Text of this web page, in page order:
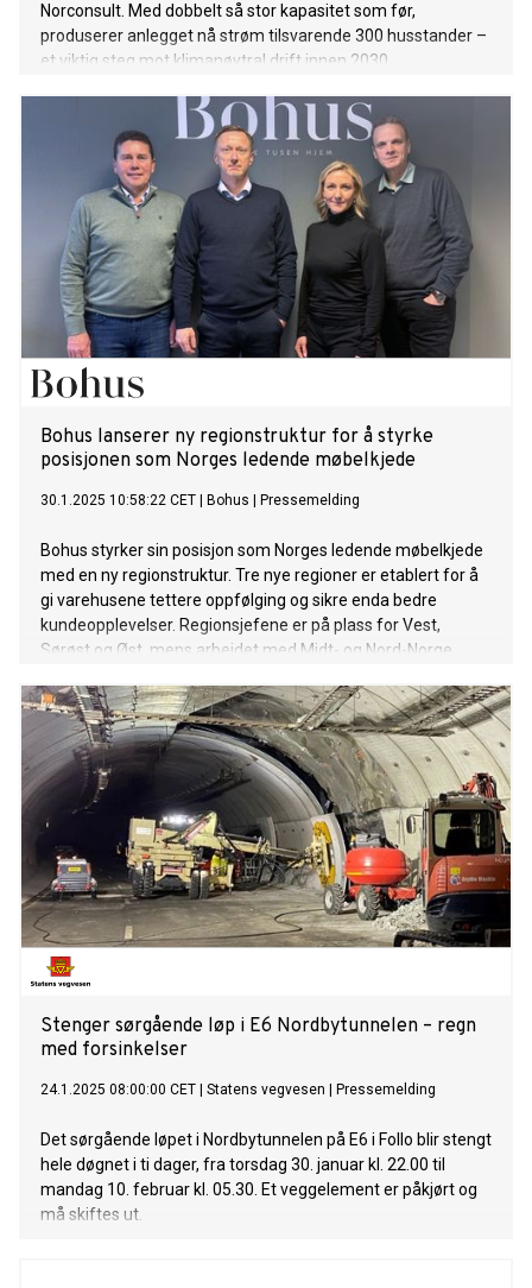
Norconsult. Med dobbelt så stor kapasitet som før,
produserer anlegget nå strøm tilsvarende 300 husstander –
et viktig steg mot klimanøytral drift innen 2030.
Bohus lanserer ny regionstruktur for å styrke
posisjonen som Norges ledende møbelkjede
30.1.2025 10:58:22 CET Bohus Pressemelding
Bohus styrker sin posisjon som Norges ledende møbelkjede
med en ny regionstruktur. Tre nye regioner er etablert for å
gi varehusene tettere oppfølging og sikre enda bedre
kundeopplevelser. Regionsjefene er på plass for Vest,
Sørøst og Øst, mens arbeidet med Midt- og Nord-Norge
levere en helhetlig kundeopplevelse,» sier driftsdirektør
Bjørnar Tørmoen.
Stenger sørgående løp i E6 Nordbytunnelen – regn
med forsinkelser
24.1.2025 08:00:00 CET Statens vegvesen Pressemelding
Det sørgående løpet i Nordbytunnelen på E6 i Follo blir stengt
hele døgnet i ti dager, fra torsdag 30. januar kl. 22.00 til
mandag 10. februar kl. 05.30. Et veggelement er påkjørt og
må skiftes ut.